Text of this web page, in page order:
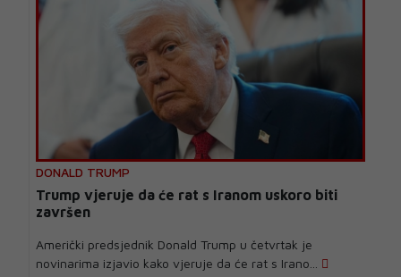
DONALD TRUMP
Trump vjeruje da će rat s Iranom uskoro biti
završen
Američki predsjednik Donald Trump u četvrtak je
novinarima izjavio kako vjeruje da će rat s Irano...